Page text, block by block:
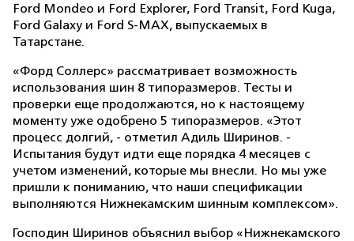
Ford Mondeo и Ford Explorer, Ford Transit, Ford Kuga,
Ford Galaxy и Ford S-MAX, выпускаемых в
Татарстане.
«Форд Соллерс» рассматривает возможность
использования шин 8 типоразмеров. Тесты и
проверки еще продолжаются, но к настоящему
моменту уже одобрено 5 типоразмеров. «Этот
процесс долгий, - отметил Адиль Ширинов. -
Испытания будут идти еще порядка 4 месяцев с
учетом изменений, которые мы внесли. Но мы уже
пришли к пониманию, что наши спецификации
выполняются Нижнекамским шинным комплексом».
Господин Ширинов объяснил выбор «Нижнекамского